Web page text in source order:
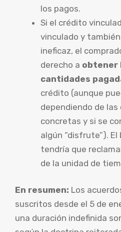
los pagos.
Si el crédito
vinculado y
ineficaz, el
derecho a obtener
cantidades
crédito (aunque
dependiendo de
concretas y si se
algún “disfrute”). El
tendría que
de la unidad de
En resumen: Los
suscritos desde el 5 de
una duración indefinida